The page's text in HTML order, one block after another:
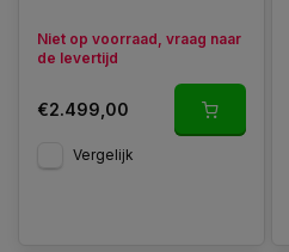
Niet op voorraad, vraag naar
de levertijd
€2.499,00
Vergelijk